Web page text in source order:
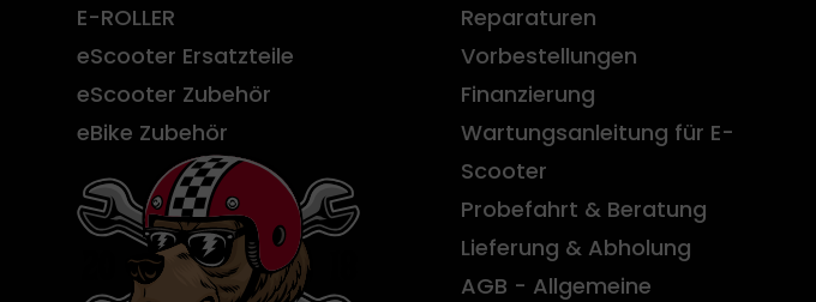
E-ROLLER
eScooter Ersatzteile
eScooter Zubehör
eBike Zubehör
Reparaturen
Vorbestellungen
Finanzierung
Wartungsanleitung für E-
Scooter
Probefahrt & Beratung
Lieferung & Abholung
AGB - Allgemeine